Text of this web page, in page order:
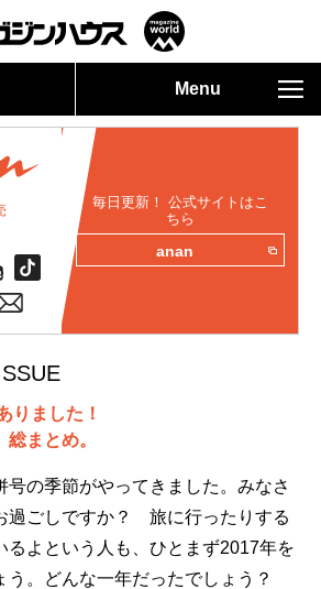
Menu
毎日更新！ 公式サイトはこ
ちら
anan
りました！
まとめ。
号の季節がやってきました。みなさ
過ごしですか？ 旅に行ったりする
るよという人も、ひとまず2017年を
う。どんな一年だったでしょう？